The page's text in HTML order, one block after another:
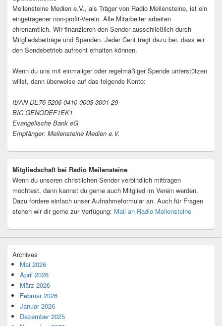
Meilensteine Medien e.V., als Träger von Radio Meilensteine, ist ein
eingetragener non-profit-Verein. Alle Mitarbeiter arbeiten
ehrenamtlich. Wir finanzieren den Sender ausschließlich durch
Mitgliedsbeiträge und Spenden. Jeder Cent trägt dazu bei, dass wir
den Sendebetrieb aufrecht erhalten können.
Wenn du uns mit einmaliger oder regelmäßiger Spende unterstützen
willst, dann überweise auf das folgende Konto:
IBAN DE76 5206 0410 0003 3001 29
BIC GENODEF1EK1
Evangelische Bank eG
Empfänger: Meilensteine Medien e.V.
Mitgliedschaft bei Radio Meilensteine
Wenn du unseren christlichen Sender verbindlich mittragen
möchtest, dann kannst du gerne auch Mitglied im Verein werden.
Dazu fordere einfach unser Aufnahmeformular an. Auch für Fragen
stehen wir dir gerne zur Verfügung: Mail an Radio Meilensteine
Archives
Mai 2026
April 2026
März 2026
Februar 2026
Januar 2026
Dezember 2025